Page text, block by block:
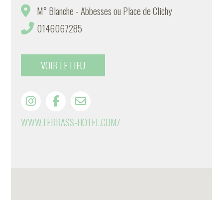
M° Blanche - Abbesses ou Place de Clichy
0146067285
VOIR LE LIEU
WWW.TERRASS-HOTEL.COM/